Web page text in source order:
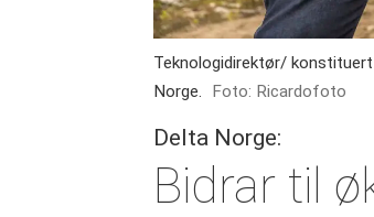
Teknologidirektør/
Norge.
Foto: Ricardofoto
Delta Norge:
Bidrar til